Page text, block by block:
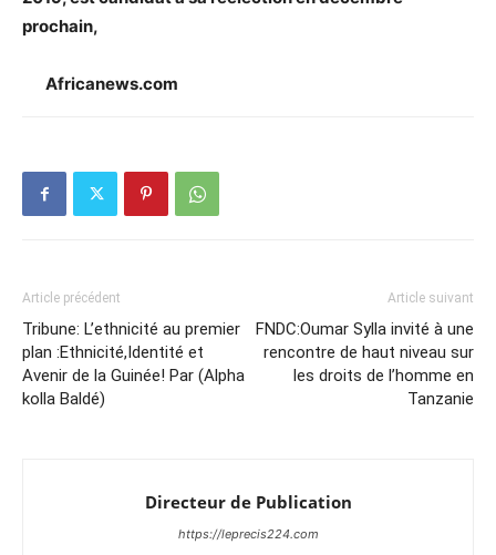
prochain,
Africanews.com
Article précédent
Tribune: L’ethnicité au premier
plan :Ethnicité,Identité et
Avenir de la Guinée! Par (Alpha
kolla Baldé)
Article suivant
FNDC:Oumar Sylla invité à une
rencontre de haut niveau sur
les droits de l’homme en
Tanzanie
Directeur de Publication
https://leprecis224.com